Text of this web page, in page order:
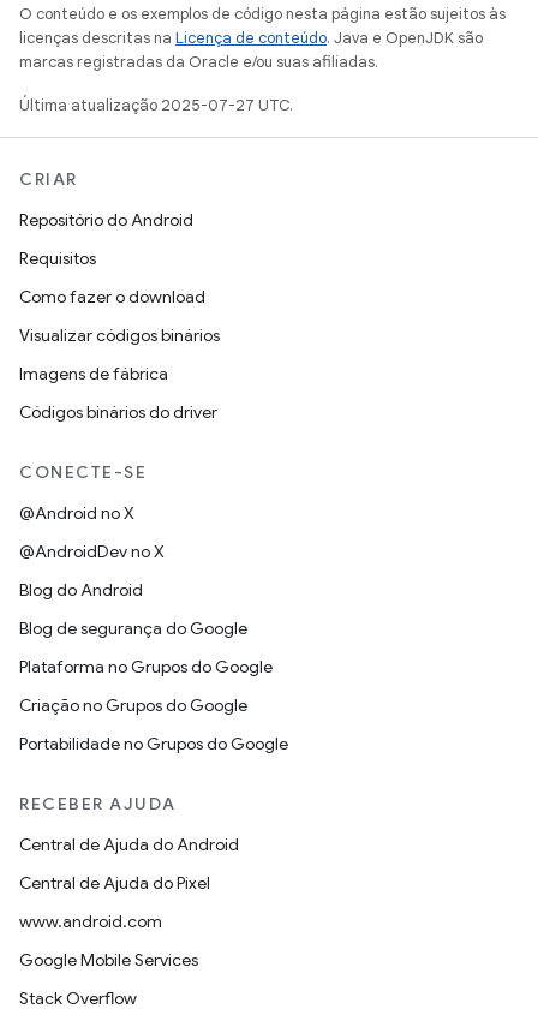
O conteúdo e os exemplos de código nesta página estão sujeitos às
licenças descritas na Licença de conteúdo. Java e OpenJDK são
marcas registradas da Oracle e/ou suas afiliadas.
Última atualização 2025-07-27 UTC.
CRIAR
Repositório do Android
Requisitos
Como fazer o download
Visualizar códigos binários
Imagens de fábrica
Códigos binários do driver
CONECTE-SE
@Android no X
@AndroidDev no X
Blog do Android
Blog de segurança do Google
Plataforma no Grupos do Google
Criação no Grupos do Google
Portabilidade no Grupos do Google
RECEBER AJUDA
Central de Ajuda do Android
Central de Ajuda do Pixel
www.android.com
Google Mobile Services
Stack Overflow